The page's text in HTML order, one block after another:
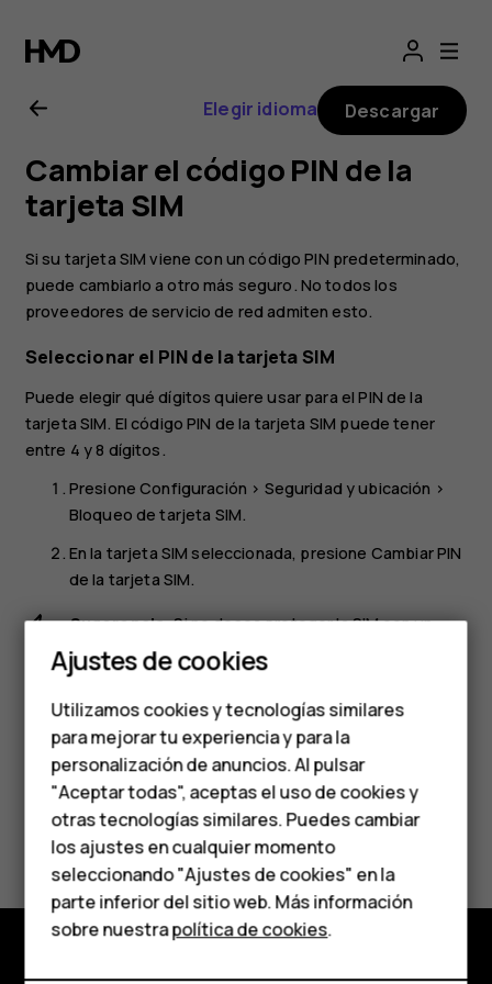
Manual
del
usuario
de
Nokia
2.1
Smartphones
Teléfonos de gama
media
Teléfonos para
personas mayores
HMD Terra M
Comprar
Mi cuenta
Elegir idioma Descargar
Cambiar el código PIN de la
tarjeta SIM
Si su tarjeta SIM viene con un código PIN predeterminado,
puede cambiarlo a otro más seguro. No todos los
proveedores de servicio de red admiten esto.
Seleccionar el PIN de la tarjeta SIM
Puede elegir qué dígitos quiere usar para el PIN de la
tarjeta SIM. El código PIN de la tarjeta SIM puede tener
entre 4 y 8 dígitos.
PresioneConfiguración > Seguridad y ubicación >
Bloqueo de tarjeta SIM.
En la tarjeta SIM seleccionada, presione Cambiar PIN
de la tarjeta SIM.
Sugerencia: Si no desea proteger la SIM con un
código PIN, cambie
Bloquear tarjeta SIM
Desactivadoy escriba el PIN actual.
¿Te ha parecido útil?
Sí No
Ajustes de cookies
Utilizamos cookies y tecnologías similares
para mejorar tu experiencia y para la
personalización de anuncios. Al pulsar
"Aceptar todas", aceptas el uso de cookies y
otras tecnologías similares. Puedes cambiar
los ajustes en cualquier momento
seleccionando "Ajustes de cookies" en la
parte inferior del sitio web. Más información
sobre nuestrapolítica de cookies.